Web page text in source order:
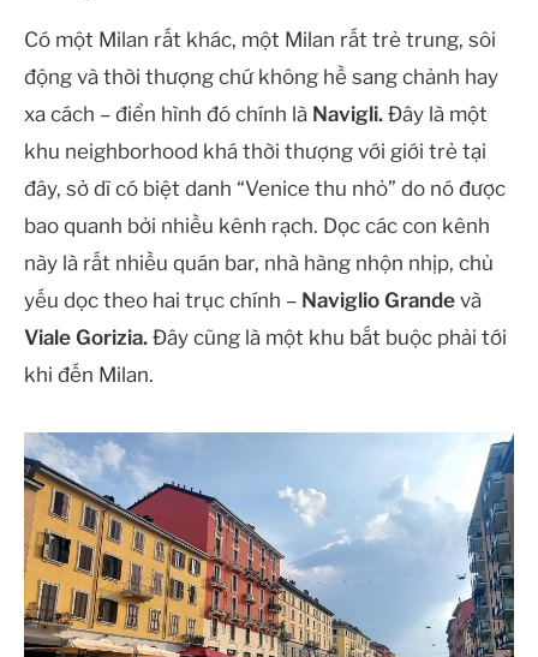
Có một Milan rất khác, một Milan rất trẻ trung, sôi
động và thời thượng chứ không hề sang chảnh hay
xa cách – điển hình đó chính là Navigli. Đây là một
khu neighborhood khá thời thượng với giới trẻ tại
đây, sở dĩ có biệt danh “Venice thu nhỏ” do nó được
bao quanh bởi nhiều kênh rạch. Dọc các con kênh
này là rất nhiều quán bar, nhà hàng nhộn nhịp, chủ
yếu dọc theo hai trục chính – Naviglio Grande và
Viale Gorizia. Đây cũng là một khu bắt buộc phải tới
khi đến Milan.